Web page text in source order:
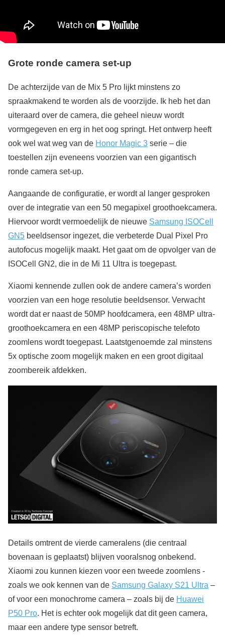
Grote ronde camera set-up
De achterzijde van de Mix 5 Pro lijkt minstens zo
spraakmakend te worden als de voorzijde. Ik heb het dan
uiteraard over de camera, die geheel nieuw wordt
vormgegeven en erg in het oog springt. Het ontwerp heeft
ook wel wat weg van de Honor Magic 3 serie – die
toestellen zijn eveneens voorzien van een gigantisch
ronde camera set-up.
Aangaande de configuratie, er wordt al langer gesproken
over de integratie van een 50 megapixel groothoekcamera.
Hiervoor wordt vermoedelijk de nieuwe Samsung ISOCell
GN5 beeldsensor ingezet, die verbeterde Dual Pixel Pro
autofocus mogelijk maakt. Het gaat om de opvolger van de
ISOCell GN2, die in de Mi 11 Ultra is toegepast.
Xiaomi kennende zullen ook de andere camera’s worden
voorzien van een hoge resolutie beeldsensor. Verwacht
wordt dat er naast de 50MP hoofdcamera, een 48MP ultra-
groothoekcamera en een 48MP periscopische telefoto
zoomlens wordt toegepast. Laatstgenoemde zal minstens
5x optische zoom mogelijk maken en een groot digitaal
zoombereik afdekken.
Details omtrent de vierde cameralens (die centraal
bovenaan is geplaatst) blijven vooralsnog onbekend.
Xiaomi zou kunnen kiezen voor een tweede zoomlens -
zoals we ook kennen van de Samsung Galaxy S21 Ultra –
of voor een monochrome camera – zoals bij de Huawei
P50 Pro. Het is echter ook mogelijk dat dit geen camera,
maar een andere type sensor betreft.